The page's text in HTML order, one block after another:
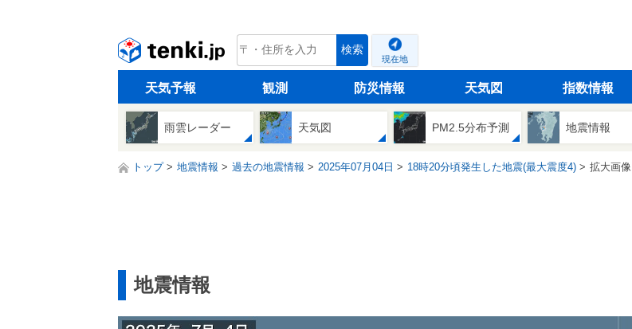
tenki.jp 検索
現在地
天気予報 観測 防災情報 天気図 指数情報
雨雲レーダー 天気図 PM2.5分布予測 地震情報
トップ 地震情報 過去の地震情報 2025年07月04日 18時20分頃発生した地震(最大震度4) 拡大画像
地震情報